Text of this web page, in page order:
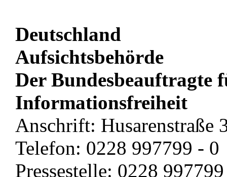
Deutschland
Aufsichtsbehörde
Der Bundesbeauftragte
Informationsfreiheit
Anschrift: Husarenstraße
Telefon: 0228 997799 - 0
Pressestelle: 0228